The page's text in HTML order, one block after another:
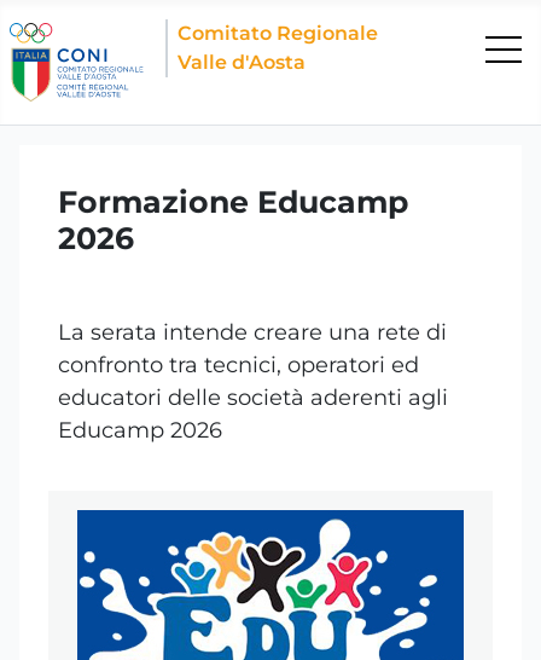
Comitato Regionale
Valle d'Aosta
Formazione Educamp
2026
La serata intende creare una rete di
confronto tra tecnici, operatori ed
educatori delle società aderenti agli
Educamp 2026